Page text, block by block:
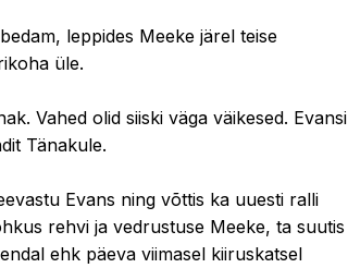
leppides Meeke järel teise
üle.
Vahed olid siiski väga väikesed. Evansi
Tänakule.
Evans ning võttis ka uuesti ralli
rehvi ja vedrustuse Meeke, ta suutis
ehk päeva viimasel kiiruskatsel